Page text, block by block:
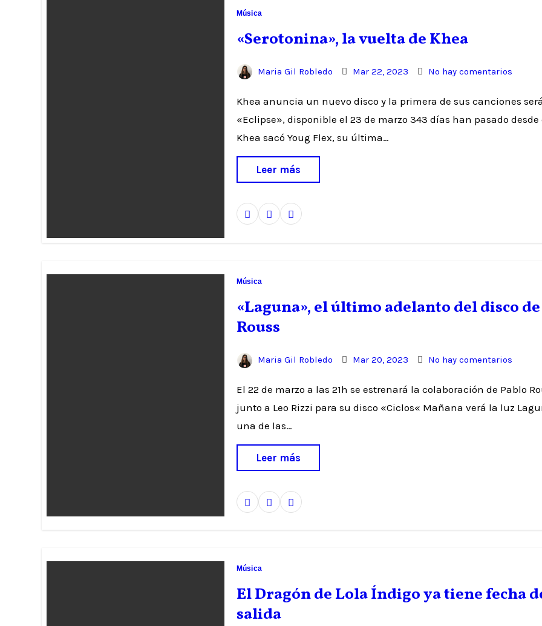
Música
«Serotonina», la vuelta de Khea
Maria Gil Robledo Mar 22, 2023 No hay comentarios
Khea anuncia un nuevo disco y la primera de sus canciones será
«Eclipse», disponible el 23 de marzo 343 días han pasado desde
Khea sacó Youg Flex, su última…
Leer más
Música
«Laguna», el último adelanto del disco de
Rouss
Maria Gil Robledo Mar 20, 2023 No hay comentarios
El 22 de marzo a las 21h se estrenará la colaboración de Pablo Rouss
junto a Leo Rizzi para su disco «Ciclos« Mañana verá la luz
una de las…
Leer más
Música
El Dragón de Lola Índigo ya tiene fecha
salida